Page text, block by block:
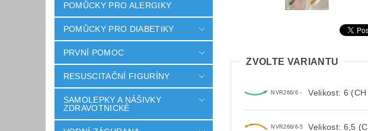
POMŮCKY PRO ALERGIKY
POMŮCKY PRO DIABETIKY
PRVNÍ POMOC
RESUSCITAČNÍ FIGURÍNY
SAMOLEPKY A NÁŠIVKY
ZDRAVOTNICKÉ
ZVOLTE VARIANTU
NVR266/6 - Velikost: 6 (CH
NVR266/6-5 Velikost: 6,5